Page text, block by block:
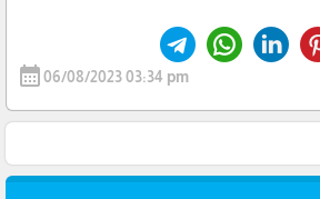
calendar_month06/08/2023 03:34 pm